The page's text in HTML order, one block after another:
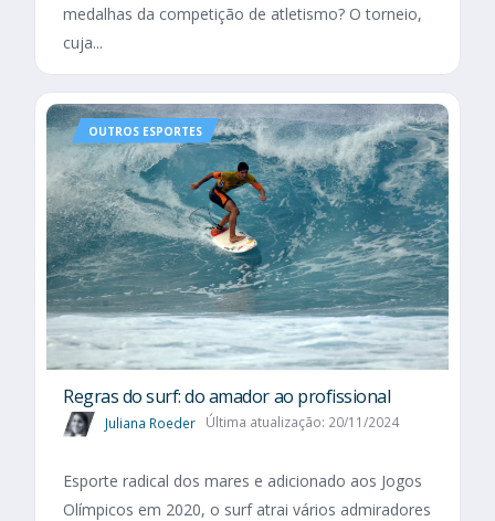
medalhas da competição de atletismo? O torneio,
cuja...
OUTROS ESPORTES
Regras do surf: do amador ao profissional
Juliana Roeder Última atualização: 20/11/2024
Esporte radical dos mares e adicionado aos Jogos
Olímpicos em 2020, o surf atrai vários admiradores